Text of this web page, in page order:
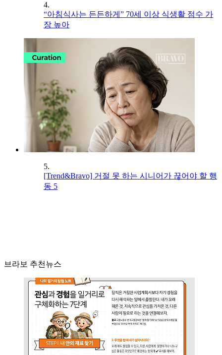
4.
“아침식사는 든든하게” 70세 이상 식생활 점수 가
장 높아
5.
[Trend&Bravo] 거절 못 하는 시니어가 끊어야 할 행
동 5
브라보 추천뉴스